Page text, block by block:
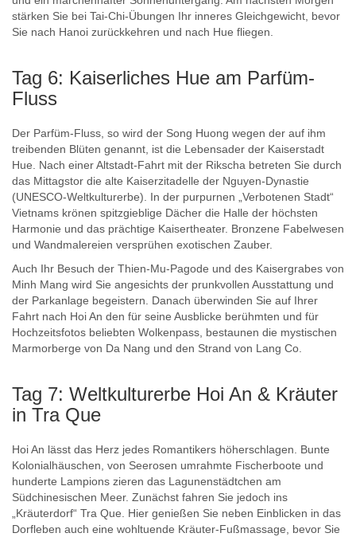
stärken Sie bei Tai-Chi-Übungen Ihr inneres Gleichgewicht, bevor
Sie nach Hanoi zurückkehren und nach Hue fliegen.
Tag 6: Kaiserliches Hue am Parfüm-
Fluss
Der Parfüm-Fluss, so wird der Song Huong wegen der auf ihm
treibenden Blüten genannt, ist die Lebensader der Kaiserstadt
Hue. Nach einer Altstadt-Fahrt mit der Rikscha betreten Sie durch
das Mittagstor die alte Kaiserzitadelle der Nguyen-Dynastie
(UNESCO-Weltkulturerbe). In der purpurnen „Verbotenen Stadt“
Vietnams krönen spitzgieblige Dächer die Halle der höchsten
Harmonie und das prächtige Kaisertheater. Bronzene Fabelwesen
und Wandmalereien versprühen exotischen Zauber.
Auch Ihr Besuch der Thien-Mu-Pagode und des Kaisergrabes von
Minh Mang wird Sie angesichts der prunkvollen Ausstattung und
der Parkanlage begeistern. Danach überwinden Sie auf Ihrer
Fahrt nach Hoi An den für seine Ausblicke berühmten und für
Hochzeitsfotos beliebten Wolkenpass, bestaunen die mystischen
Marmorberge von Da Nang und den Strand von Lang Co.
Tag 7: Weltkulturerbe Hoi An & Kräuter
in Tra Que
Hoi An lässt das Herz jedes Romantikers höherschlagen. Bunte
Kolonialhäuschen, von Seerosen umrahmte Fischerboote und
hunderte Lampions zieren das Lagunenstädtchen am
Südchinesischen Meer. Zunächst fahren Sie jedoch ins
„Kräuterdorf“ Tra Que. Hier genießen Sie neben Einblicken in das
Dorfleben auch eine wohltuende Kräuter-Fußmassage, bevor Sie